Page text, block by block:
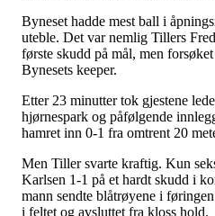
Byneset hadde mest ball i
uteble. Det var nemlig Tillers
første skudd på mål, men
Bynesets keeper.
Etter 23 minutter tok gjestene
hjørnespark og påfølgende
hamret inn 0-1 fra omtrent 20
Men Tiller svarte kraftig. Kun
Karlsen 1-1 på et hardt skudd i
mann sendte blåtrøyene i
i feltet og avsluttet fra kloss hold.